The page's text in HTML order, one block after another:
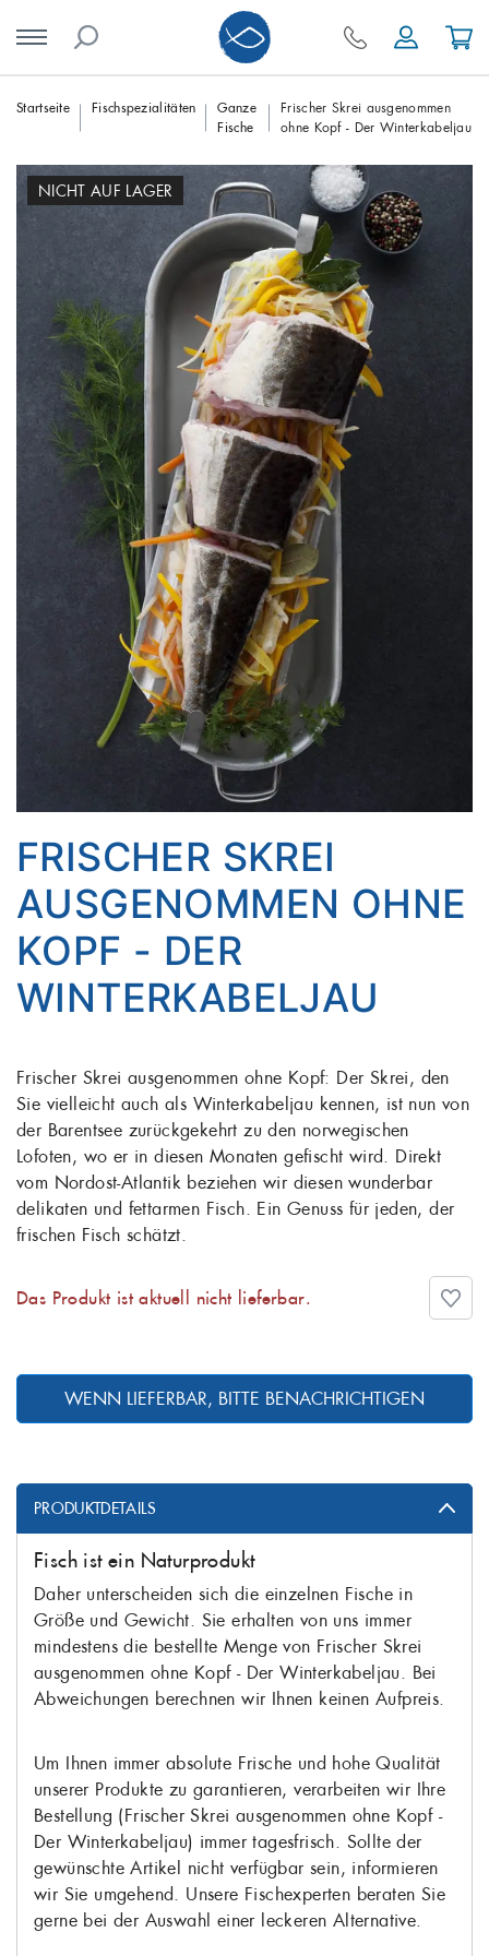
Skip
content
Startseite Fischspezialitäten
Ganze
Fische
Frischer Skrei ausgenommen
ohne Kopf - Der Winterkabeljau
PRODUKTDETAILS
Fisch ist ein Naturprodukt
Daher unterscheiden sich die einzelnen Fische in
Größe und Gewicht. Sie erhalten von uns immer
mindestens die bestellte Menge von Frischer Skrei
ausgenommen ohne Kopf - Der Winterkabeljau. Bei
Abweichungen berechnen wir Ihnen keinen Aufpreis.
Um Ihnen immer absolute Frische und hohe Qualität
unserer Produkte zu garantieren, verarbeiten wir Ihre
Bestellung (Frischer Skrei ausgenommen ohne Kopf -
Der Winterkabeljau) immer tagesfrisch. Sollte der
gewünschte Artikel nicht verfügbar sein, informieren
wir Sie umgehend. Unsere Fischexperten beraten Sie
gerne bei der Auswahl einer leckeren Alternative.
NICHT AUF LAGER
FRISCHER SKREI
AUSGENOMMEN OHNE
KOPF - DER
WINTERKABELJAU
Frischer Skrei ausgenommen ohne Kopf: Der Skrei, den
Sie vielleicht auch als Winterkabeljau kennen, ist nun von
der Barentsee zurückgekehrt zu den norwegischen
Lofoten, wo er in diesen Monaten gefischt wird. Direkt
vom Nordost-Atlantik beziehen wir diesen wunderbar
delikaten und fettarmen Fisch. Ein Genuss für jeden, der
frischen Fisch schätzt.
Das Produkt ist aktuell nicht lieferbar.
WENN LIEFERBAR, BITTE BENACHRICHTIGEN